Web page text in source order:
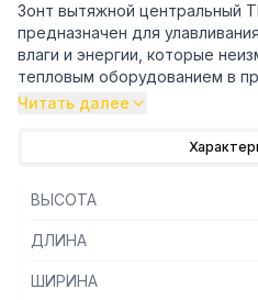
Зонт вытяжной
предназначен для
влаги и энергии, которые
тепловым оборудованием в
капли жира, которые в
защищает сотрудников
Особенности:
Читать далее
ВЫСОТА
ДЛИНА
ШИРИНА